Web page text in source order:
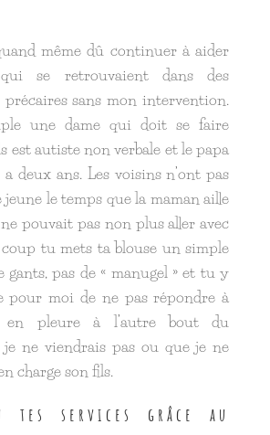
même dû continuer à aider
se retrouvaient dans des
sans mon intervention.
une dame qui doit se faire
est autiste non verbale et le papa
deux ans. Les voisins n’ont pas
le temps que la maman aille
pouvait pas non plus aller avec
coup tu mets ta blouse un simple
gants, pas de « manugel » et tu y
pour moi de ne pas répondre à
en pleure à l’autre bout du
je ne viendrais pas ou que je ne
charge son fils.
tes services grâce au